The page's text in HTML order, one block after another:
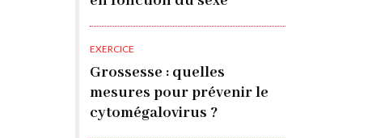
EXERCICE
Grossesse : quelles
mesures pour prévenir le
cytomégalovirus ?